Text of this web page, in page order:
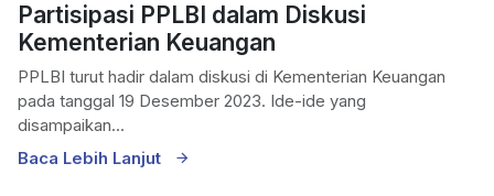
Partisipasi PPLBI dalam Diskusi
Kementerian Keuangan
PPLBI turut hadir dalam diskusi di Kementerian Keuangan
pada tanggal 19 Desember 2023. Ide-ide yang
disampaikan...
Baca Lebih Lanjut